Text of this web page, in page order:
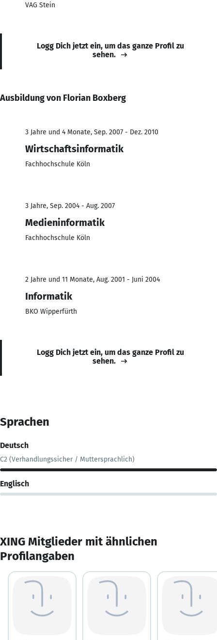
VAG Stein
Logg Dich jetzt ein, um das ganze Profil zu
sehen.
Ausbildung von Florian Boxberg
3 Jahre und 4 Monate, Sep. 2007 - Dez. 2010
Wirtschaftsinformatik
Fachhochschule Köln
3 Jahre, Sep. 2004 - Aug. 2007
Medieninformatik
Fachhochschule Köln
2 Jahre und 11 Monate, Aug. 2001 - Juni 2004
Informatik
BKO Wipperfürth
Logg Dich jetzt ein, um das ganze Profil zu
sehen.
Sprachen
Deutsch
C2 (Verhandlungssicher / Muttersprachlich)
Englisch
XING Mitglieder mit ähnlichen
Profilangaben